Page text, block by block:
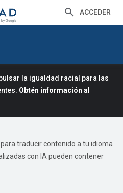
ACCEDER
la igualdad racial para las
Obtén información al
traducir contenido a tu idioma
con IA pueden contener